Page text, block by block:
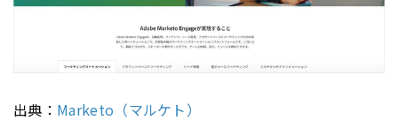
出典： Marketo（マルケト）